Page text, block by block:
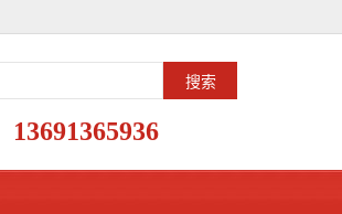
13691365936